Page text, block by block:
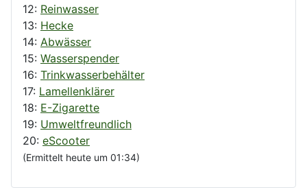
12: Reinwasser
13: Hecke
14: Abwässer
15: Wasserspender
16: Trinkwasserbehälter
17: Lamellenklärer
18: E-Zigarette
19: Umweltfreundlich
20: eScooter
(Ermittelt heute um 01:34)